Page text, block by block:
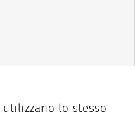
utilizzano lo stesso